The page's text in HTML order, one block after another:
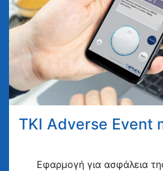
TKI Adverse Event
Eφαρμογή για ασφάλεια